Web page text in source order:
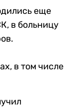
еще
в больницу
в том числе